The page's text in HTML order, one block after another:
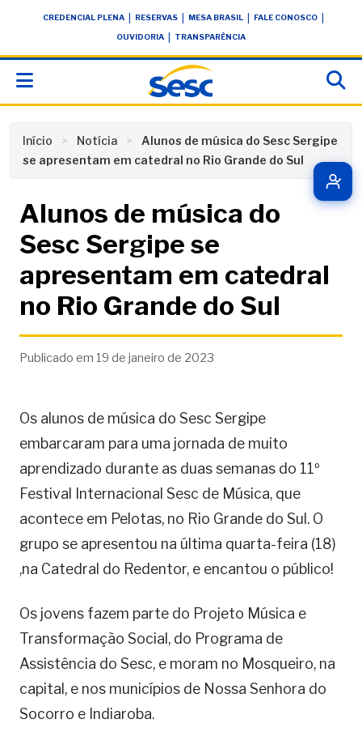
conteúdoCREDENCIAL PLENA RESERVAS MESA BRASIL FALE CONOSCO
OUVIDORIA TRANSPARÊNCIA
Início Notícia
Alunos de música do Sesc Sergipe
se apresentam em catedral no Rio Grande do Sul
Alunos de música do
Sesc Sergipe se
apresentam em catedral
no Rio Grande do Sul
Publicado em 19 de janeiro de 2023
Os alunos de música do Sesc Sergipe
embarcaram para uma jornada de muito
aprendizado durante as duas semanas do 11º
Festival Internacional Sesc de Música, que
acontece em Pelotas, no Rio Grande do Sul. O
grupo se apresentou na última quarta-feira (18)
,na Catedral do Redentor, e encantou o público!
Os jovens fazem parte do Projeto Música e
Transformação Social, do Programa de
Assistência do Sesc, e moram no Mosqueiro, na
capital, e nos municípios de Nossa Senhora do
Socorro e Indiaroba.